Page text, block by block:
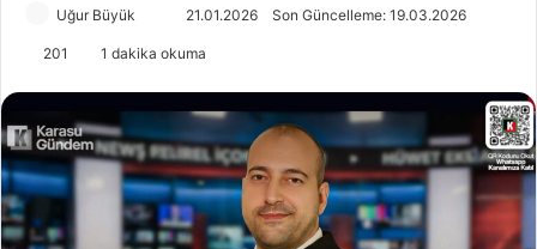
Uğur Büyük
-
p
o
t
21.01.2026 Son Güncelleme: 19.03.2026
201 1 dakika okuma